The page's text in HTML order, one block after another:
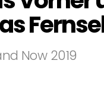
Now 2019